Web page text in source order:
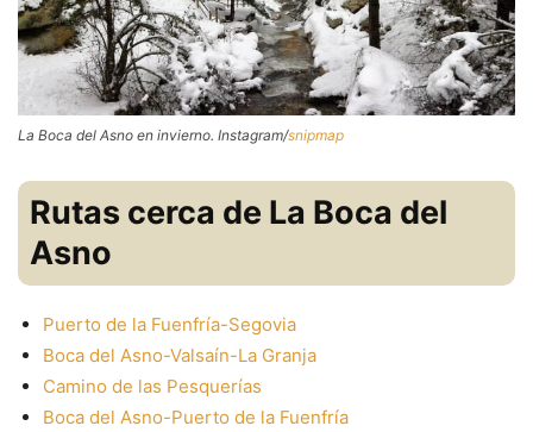
La Boca del Asno en invierno. Instagram/snipmap
Rutas cerca de La Boca del
Asno
Puerto de la Fuenfría-Segovia
Boca del Asno-Valsaín-La Granja
Camino de las Pesquerías
Boca del Asno-Puerto de la Fuenfría